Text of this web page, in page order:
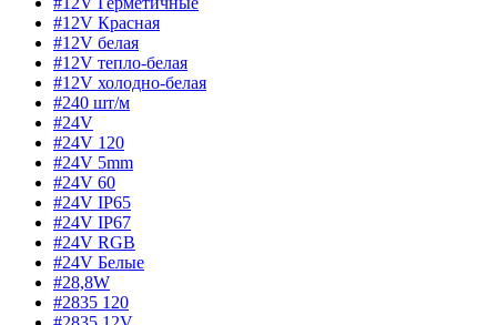
#12V Красная
#12V белая
#12V тепло-белая
#12V холодно-белая
#240 шт/м
#24V
#24V 120
#24V 5mm
#24V 60
#24V IP65
#24V IP67
#24V RGB
#24V Белые
#28,8W
#2835 120